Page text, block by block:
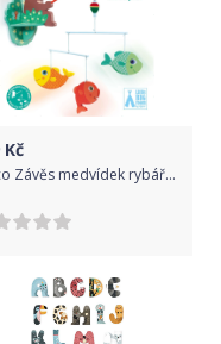
Kč
Djeco Závěs medvídek rybářem